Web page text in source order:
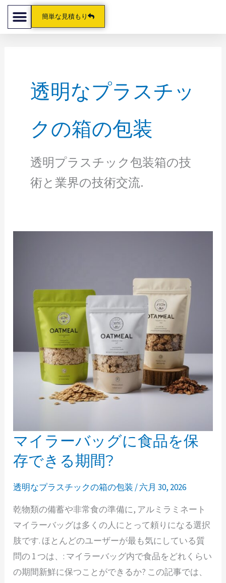
コ
簡単な見積もり
透明なプラスチッ
クの箱の包装
透明プラスチック包装箱の技
術と業界の技術交流.
マイラーバッグに食品を保
存できる期間?
透明なプラスチックの箱の包装 /六月 30, 2026
乾物類の備蓄や非常食の準備に, アルミラミネート
マイラーバッグは多くの人にとって頼りになる選択
肢です. ほとんどのユーザーが最も気にしている質
問の 1 つは、: マイラーバッグ内で食品をどれくらい
の期間新鮮に保つことができるか? この記事では、
マ
イ
ラ
ー
ッ
グ
に
食
品